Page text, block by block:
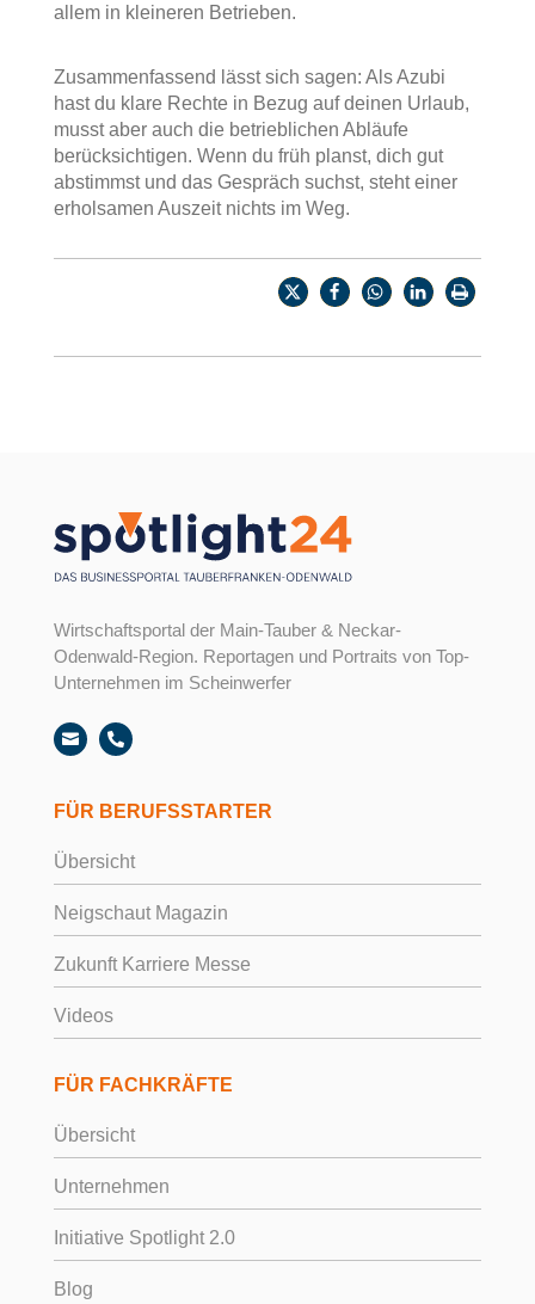
allem in kleineren Betrieben.
Zusammenfassend lässt sich sagen: Als Azubi
hast du klare Rechte in Bezug auf deinen Urlaub,
musst aber auch die betrieblichen Abläufe
berücksichtigen. Wenn du früh planst, dich gut
abstimmst und das Gespräch suchst, steht einer
erholsamen Auszeit nichts im Weg.
Wirtschaftsportal der Main-Tauber & Neckar-
Odenwald-Region. Reportagen und Portraits von Top-
Unternehmen im Scheinwerfer
 
FÜR BERUFSSTARTER
Übersicht
Neigschaut Magazin
Zukunft Karriere Messe
Videos
FÜR FACHKRÄFTE
Übersicht
Unternehmen
Initiative Spotlight 2.0
Blog